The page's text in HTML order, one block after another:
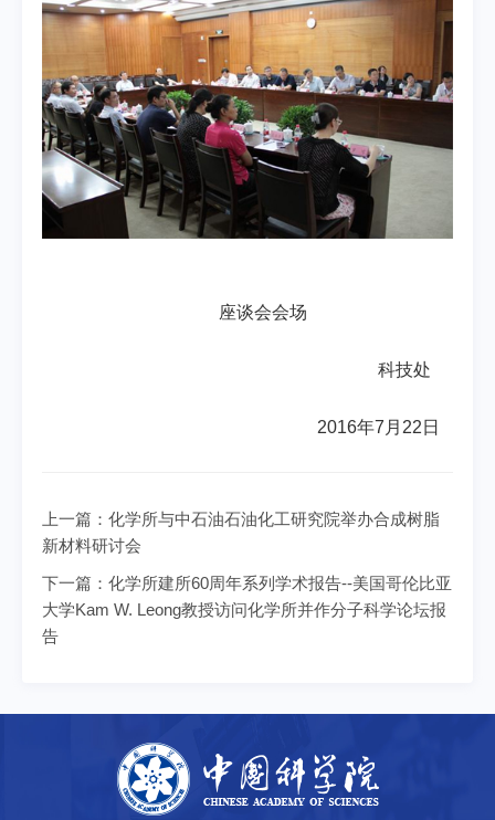
座谈会会场
科技处
2016年7 月 22 日
上一篇： 化学所与中石油石油化工研究院举办合成树脂
新材料研讨会
下一篇： 化学所建所60周年系列学术报告--美国哥伦比亚
大学Kam W. Leong教授访问化学所并作分子科学论坛报
告